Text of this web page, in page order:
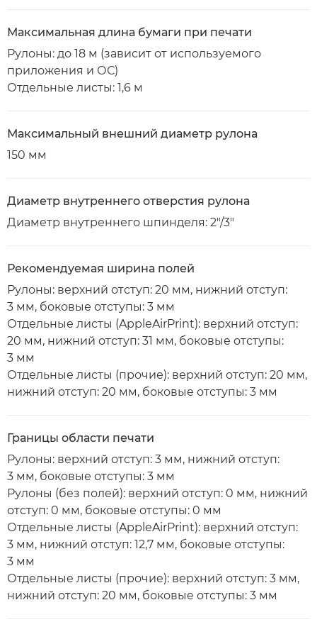
Максимальная длина бумаги при печати
Рулоны: до 18 м (зависит от используемого
приложения и ОС)
Отдельные листы: 1,6 м
Максимальный внешний диаметр рулона
150 мм
Диаметр внутреннего отверстия рулона
Диаметр внутреннего шпинделя: 2"/3"
Рекомендуемая ширина полей
Рулоны: верхний отступ: 20 мм, нижний отступ:
3 мм, боковые отступы: 3 мм
Отдельные листы (AppleAirPrint): верхний отступ:
20 мм, нижний отступ: 31 мм, боковые отступы:
3 мм
Отдельные листы (прочие): верхний отступ: 20 мм,
нижний отступ: 20 мм, боковые отступы: 3 мм
Границы области печати
Рулоны: верхний отступ: 3 мм, нижний отступ:
3 мм, боковые отступы: 3 мм
Рулоны (без полей): верхний отступ: 0 мм, нижний
отступ: 0 мм, боковые отступы: 0 мм
Отдельные листы (AppleAirPrint): верхний отступ:
3 мм, нижний отступ: 12,7 мм, боковые отступы:
3 мм
Отдельные листы (прочие): верхний отступ: 3 мм,
нижний отступ: 20 мм, боковые отступы: 3 мм